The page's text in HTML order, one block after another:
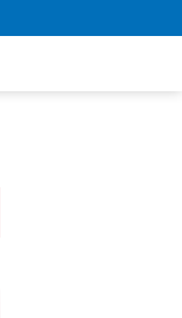
Pembangunan